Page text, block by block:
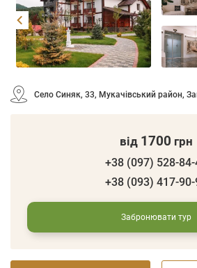
Село Синяк, 33, Мукачівський район,
від 1700 грн
+38 (097) 528-84-
+38 (093) 417-90-
Забронювати тур